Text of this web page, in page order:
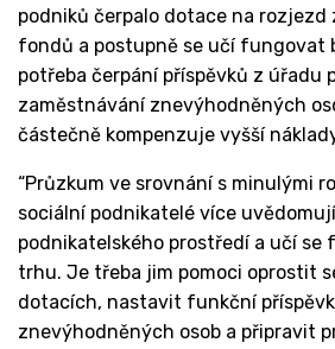
podniků čerpalo dotace na
fondů a postupně se učí fungovat
potřeba čerpání příspěvků z úřadu
zaměstnávání znevýhodněných
částečně kompenzuje vyšší
“Průzkum ve srovnání s minulými
sociální podnikatelé více
podnikatelského prostředí a učí se
trhu. Je třeba jim pomoci oprostit
dotacích, nastavit funkční
znevýhodněných osob a připravit